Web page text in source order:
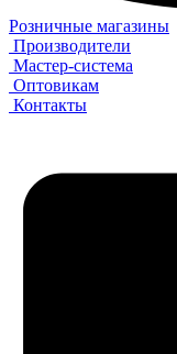
Розничные магазины
Производители
Мастер-система
Оптовикам
Контакты